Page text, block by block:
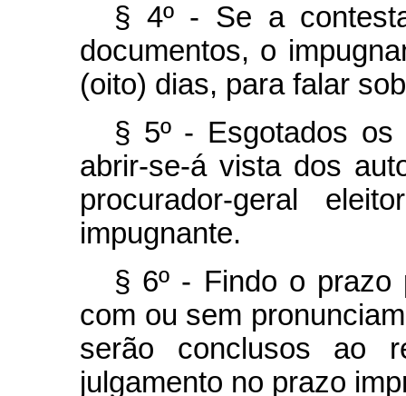
§ 4º - Se a
documentos, o
(oito) dias, para falar
§ 5º - Esgotados
abrir-se-á vista dos
procurador-geral
impugnante.
§ 6º - Findo o prazo
com ou sem
serão conclusos ao
julgamento no prazo